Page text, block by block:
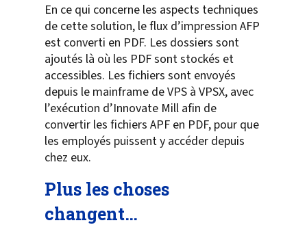
En ce qui concerne les aspects techniques
de cette solution, le flux d’impression AFP
est converti en PDF. Les dossiers sont
ajoutés là où les PDF sont stockés et
accessibles. Les fichiers sont envoyés
depuis le mainframe de VPS à VPSX, avec
l’exécution d’Innovate Mill afin de
convertir les fichiers APF en PDF, pour que
les employés puissent y accéder depuis
chez eux.
Plus les choses
changent…